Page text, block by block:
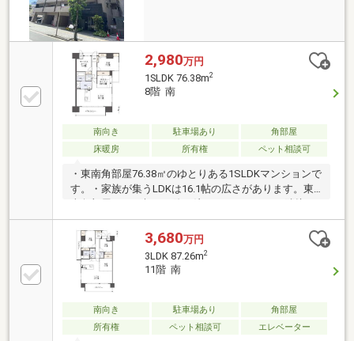
2,980万円
1SLDK 76.38m2
8階 南
南向き 駐車場あり
角部屋
床暖房
所有権 ペット相談可
・東南角部屋76.38㎡のゆとりある1SLDKマンションで
す。・家族が集うLDKは16.1帖の広さがあります。東
た畳コーナーは約4.0帖のゆったりとした寛ぎスペース
です。・床暖房のあるリビングは、寒い冬でも暖かい
空間を与えてくれます。・お洒落なオープンキッチン
はIHクッキングヒーターでお手入れ簡単。食器洗乾燥
機が毎日の家事の負担を軽減します。・キッチン横の
洗面所は家事動線が短く、使いやすい間取りです。・
ペット飼育可。大切でかわいいペットと一緒に暮らせ
ます。・内見ご希望の際には、お気軽にお問合せくだ
3,680万円
3LDK 87.26m2
11階 南
南向き 駐車場あり
角部屋
所有権
ペット相談可 エレベーター